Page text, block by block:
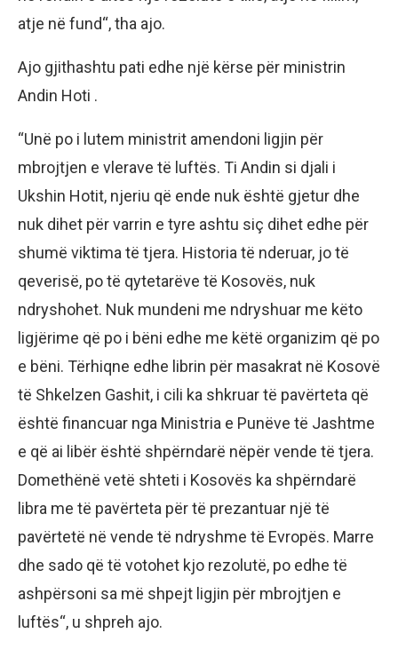
atje në fund“, tha ajo.
Ajo gjithashtu pati edhe një kërse për ministrin
Andin Hoti .
“Unë po i lutem ministrit amendoni ligjin për
mbrojtjen e vlerave të luftës. Ti Andin si djali i
Ukshin Hotit, njeriu që ende nuk është gjetur dhe
nuk dihet për varrin e tyre ashtu siç dihet edhe për
shumë viktima të tjera. Historia të nderuar, jo të
qeverisë, po të qytetarëve të Kosovës, nuk
ndryshohet. Nuk mundeni me ndryshuar me këto
ligjërime që po i bëni edhe me këtë organizim që po
e bëni. Tërhiqne edhe librin për masakrat në Kosovë
të Shkelzen Gashit, i cili ka shkruar të pavërteta që
është financuar nga Ministria e Punëve të Jashtme
e që ai libër është shpërndarë nëpër vende të tjera.
Domethënë vetë shteti i Kosovës ka shpërndarë
libra me të pavërteta për të prezantuar një të
pavërtetë në vende të ndryshme të Evropës. Marre
dhe sado që të votohet kjo rezolutë, po edhe të
ashpërsoni sa më shpejt ligjin për mbrojtjen e
luftës“, u shpreh ajo.